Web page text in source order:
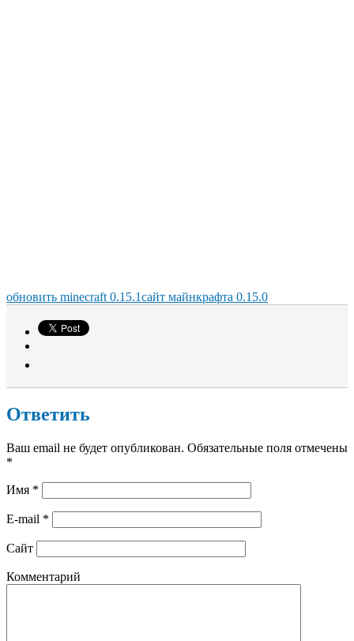
обновить minecraft 0.15.1сайт майнкрафта 0.15.0
Ответить
Ваш email не будет опубликован. Обязательные поля отмечены
*
Имя *
E-mail *
Сайт
Комментарий